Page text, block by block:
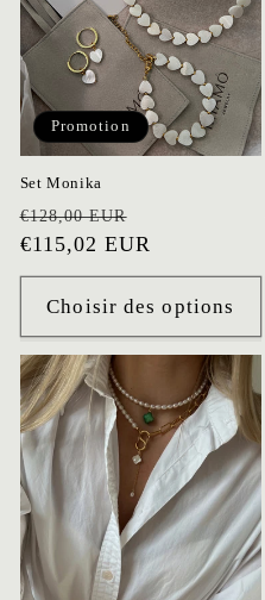
Promotion
Set Monika
Prix
habituel
€128,00 EUR
promotionnel
€115,02 EUR
Choisir des options